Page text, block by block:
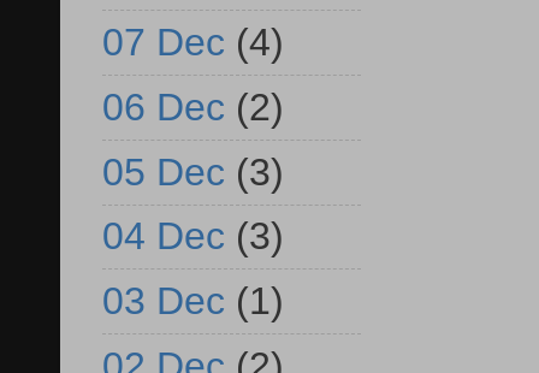
07 Dec (4)
06 Dec (2)
05 Dec (3)
04 Dec (3)
03 Dec (1)